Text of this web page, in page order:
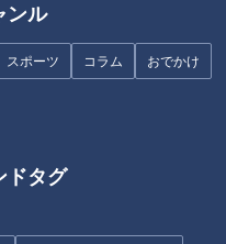
ンル
スポーツ コラム おでかけ
ドタグ
しお兄さんと行く！夏休みに